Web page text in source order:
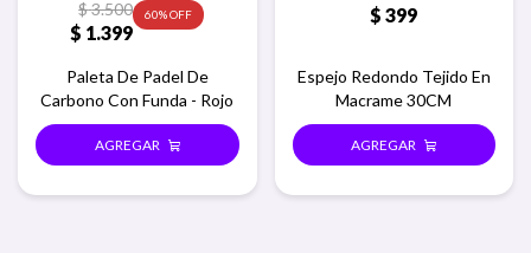
$ 1.399
$3.500 60
Paleta De Padel De
Carbono Con Funda - Rojo
$ 399
Espejo Redondo Tejido En
Macrame 30CM